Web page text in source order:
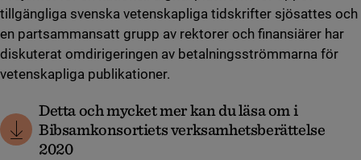
tillgängliga svenska vetenskapliga tidskrifter sjösattes och
en partsammansatt grupp av rektorer och finansiärer har
diskuterat omdirigeringen av betalningsströmmarna för
vetenskapliga publikationer.
Detta och mycket mer kan du läsa om i
Bibsamkonsortiets verksamhetsberättelse
2020